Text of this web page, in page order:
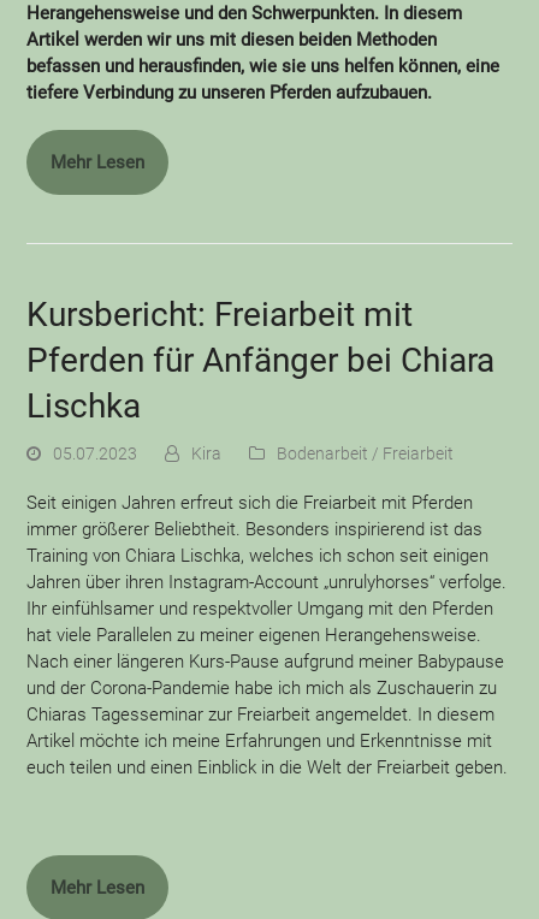
Herangehensweise und den Schwerpunkten. In diesem
Artikel werden wir uns mit diesen beiden Methoden
befassen und herausfinden, wie sie uns helfen können, eine
tiefere Verbindung zu unseren Pferden aufzubauen.
Mehr Lesen
Kursbericht: Freiarbeit mit
Pferden für Anfänger bei Chiara
Lischka
05.07.2023 Kira Bodenarbeit / Freiarbeit
Seit einigen Jahren erfreut sich die Freiarbeit mit Pferden
immer größerer Beliebtheit. Besonders inspirierend ist das
Training von Chiara Lischka, welches ich schon seit einigen
Jahren über ihren Instagram-Account „unrulyhorses“ verfolge.
Ihr einfühlsamer und respektvoller Umgang mit den Pferden
hat viele Parallelen zu meiner eigenen Herangehensweise.
Nach einer längeren Kurs-Pause aufgrund meiner Babypause
und der Corona-Pandemie habe ich mich als Zuschauerin zu
Chiaras Tagesseminar zur Freiarbeit angemeldet. In diesem
Artikel möchte ich meine Erfahrungen und Erkenntnisse mit
euch teilen und einen Einblick in die Welt der Freiarbeit geben.
Mehr Lesen